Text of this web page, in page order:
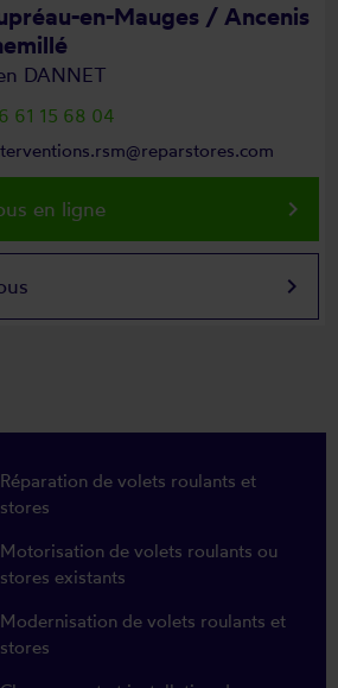
en-Mauges / Ancenis
DANNET
61 15 68 04
en ligne keyboard_arrow_right
keyboard_arrow_right
Réparation de volets roulants et
stores
Motorisation de volets roulants ou
stores existants
Modernisation de volets roulants et
stores